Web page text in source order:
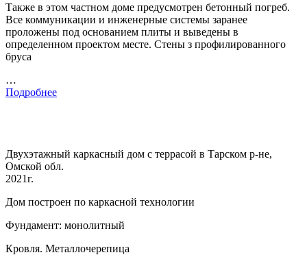
Также в этом частном доме предусмотрен бетонный погреб.
Все коммуникации и инженерные системы заранее
проложены под основанием плиты и выведены в
определенном проектом месте. Стены з профилированного
бруса
…
Подробнее
Двухэтажный каркасный дом с террасой в Тарском р-не,
Омской обл.
2021г.
Дом построен по каркасной технологии
Фундамент: монолитный
Кровля. Металлочерепица